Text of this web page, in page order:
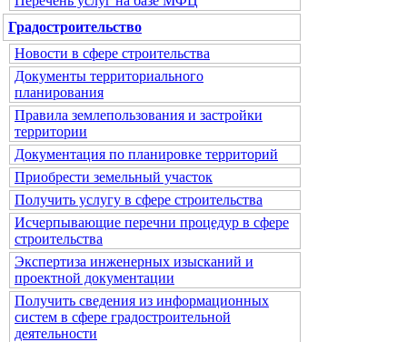
Градостроительство
Новости в сфере строительства
Документы территориального
планирования
Правила землепользования и застройки
территории
Документация по планировке территорий
Приобрести земельный участок
Получить услугу в сфере строительства
Исчерпывающие перечни процедур в сфере
строительства
Экспертиза инженерных изысканий и
проектной документации
Получить сведения из информационных
систем в сфере градостроительной
деятельности